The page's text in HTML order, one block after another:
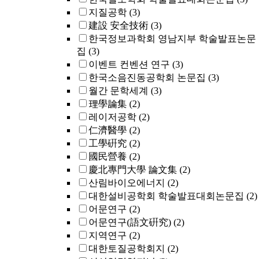
지질공학 (3)
建設 安全技術 (3)
한국정보과학회 영남지부 학술발표논문
집 (3)
이벤트 컨벤션 연구 (3)
한국소음진동공학회 논문집 (3)
월간 문학세계 (3)
理學論集 (2)
레이저공학 (2)
仁濟醫學 (2)
工學硏究 (2)
國民營養 (2)
慶北專門大學 論文集 (2)
산림바이오에너지 (2)
대한설비공학회 학술발표대회논문집 (2)
어문연구 (2)
어문연구(語文硏究) (2)
지역연구 (2)
대한토질공학회지 (2)